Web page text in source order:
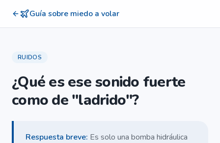
Guía sobre miedo a volar
RUIDOS
¿Qué es ese sonido fuerte
como de "ladrido"?
Respuesta breve: Es solo una bomba hidráulica